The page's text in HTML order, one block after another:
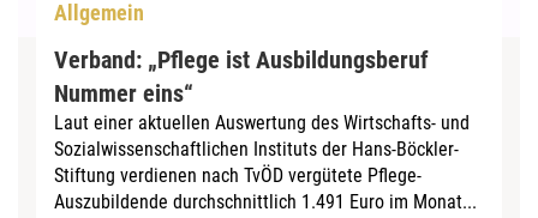
Allgemein
Verband: „Pflege ist Ausbildungsberuf
Nummer eins“
Laut einer aktuellen Auswertung des Wirtschafts- und
Sozialwissenschaftlichen Instituts der Hans-Böckler-
Stiftung verdienen nach TvÖD vergütete Pflege-
Auszubildende durchschnittlich 1.491 Euro im Monat...